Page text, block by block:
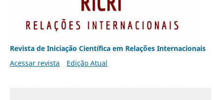
Revista de Iniciação Científica em Relações Internacionais
Acessar revista
Edição Atual